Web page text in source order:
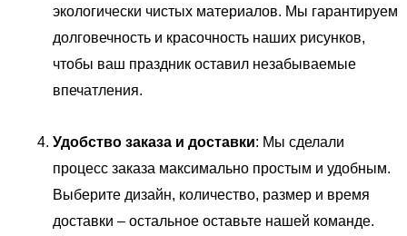
экологически чистых материалов. Мы гарантируем
долговечность и красочность наших рисунков,
чтобы ваш праздник оставил незабываемые
впечатления.
Удобство заказа и доставки: Мы сделали
процесс заказа максимально простым и удобным.
Выберите дизайн, количество, размер и время
доставки – остальное оставьте нашей команде.